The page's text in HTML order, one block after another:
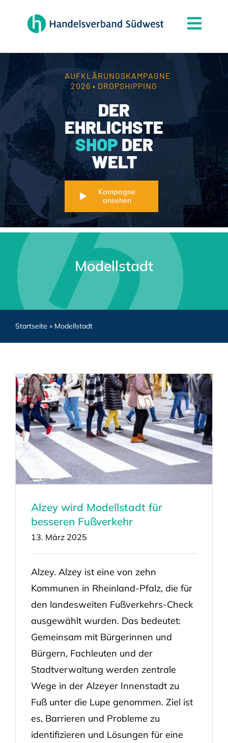
Themen
Mitgliedschaft
Partner
News
Handelsjournal
Kontakt
AUFKLÄRUNGSKAMPAGNE
2026 • DROPSHIPPING
DER
EHRLICHSTE
SHOP DER
WELT
Kampagne
ansehen
Modellstadt
Startseite » Modellstadt
Alzey wird Modellstadt für
besseren Fußverkehr
13. März 2025
Alzey. Alzey ist eine von zehn
Kommunen in Rheinland-Pfalz, die für
den landesweiten Fußverkehrs-Check
ausgewählt wurden. Das bedeutet:
Gemeinsam mit Bürgerinnen und
Bürgern, Fachleuten und der
Stadtverwaltung werden zentrale
Wege in der Alzeyer Innenstadt zu
Fuß unter die Lupe genommen. Ziel ist
es, Barrieren und Probleme zu
identifizieren und Lösungen für eine